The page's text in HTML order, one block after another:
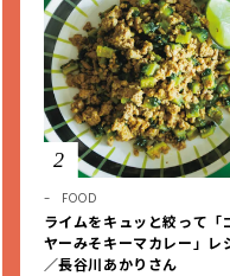
2
FOOD
ライムをキュッと絞って「
ヤーみそキーマカレー」レ
／長谷川あかりさん